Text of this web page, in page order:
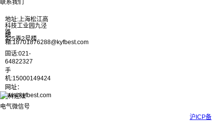
联系我们
地址:上海松江高
科技工业园九泾
路
325弄2号楼
邮
箱:18701876288@kyfbest.com
固话:021-
64822327
手
机:15000149424
网址：
www.kyfbest.com
沪ICP备